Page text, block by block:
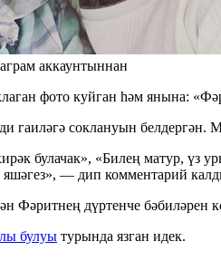
аккаунтыннан
фото куйган һәм янына:
соклануын белдергән.
булачак», «Билең матур,
— дип комментарий
Фәритнең дүртенче бәбиләрен
булуы турында язган идек.